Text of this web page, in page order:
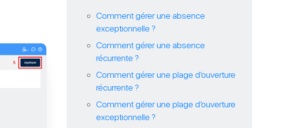
Comment gérer une absence
exceptionnelle ?
Comment gérer une absence
récurrente ?
Comment gérer une plage d’ouverture
récurrente ?
Comment gérer une plage d’ouverture
exceptionnelle ?